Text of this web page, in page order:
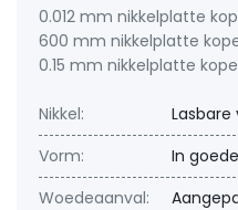
0.012 mm nikkelplatte
600 mm nikkelplatte
0.15 mm nikkelplatte
Nikkel:
Lasbare
Vorm:
In
Woedeaanval: